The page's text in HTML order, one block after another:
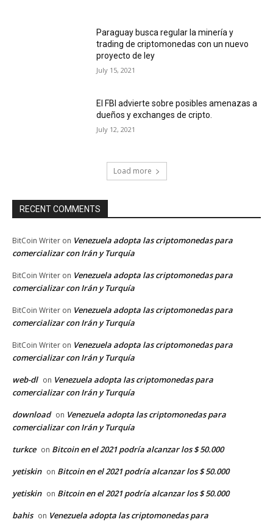
Paraguay busca regular la minería y
trading de criptomonedas con un nuevo
proyecto de ley
July 15, 2021
El FBI advierte sobre posibles amenazas a
dueños y exchanges de cripto.
July 12, 2021
Load more
RECENT COMMENTS
BitCoin Writer on Venezuela adopta las criptomonedas para
comercializar con Irán y Turquía
BitCoin Writer on Venezuela adopta las criptomonedas para
comercializar con Irán y Turquía
BitCoin Writer on Venezuela adopta las criptomonedas para
comercializar con Irán y Turquía
BitCoin Writer on Venezuela adopta las criptomonedas para
comercializar con Irán y Turquía
web-dl on Venezuela adopta las criptomonedas para
comercializar con Irán y Turquía
download on Venezuela adopta las criptomonedas para
comercializar con Irán y Turquía
turkce on Bitcoin en el 2021 podría alcanzar los $ 50.000
yetiskin on Bitcoin en el 2021 podría alcanzar los $ 50.000
yetiskin on Bitcoin en el 2021 podría alcanzar los $ 50.000
bahis on Venezuela adopta las criptomonedas para